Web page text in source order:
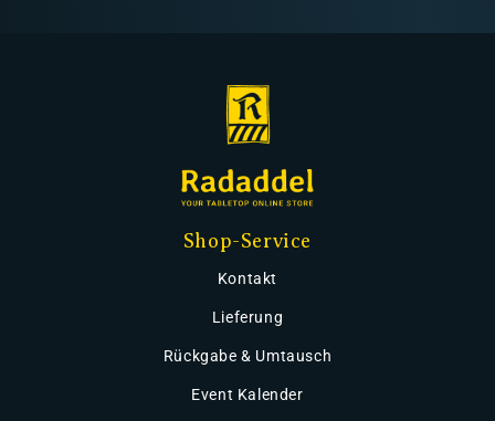
Shop-Service
Kontakt
Lieferung
Rückgabe & Umtausch
Event Kalender